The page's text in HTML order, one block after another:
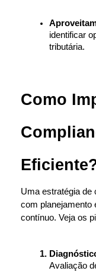
identificar
tributária.
Como
Uma estratégia de
com planejamento
contínuo. Veja os
Avaliação